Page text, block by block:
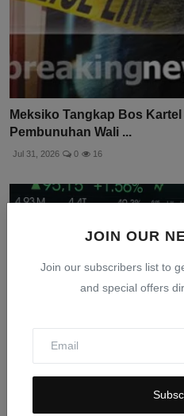
JOIN OUR
Join our subscribers list to
and special offers
Meksiko Tangkap Bos
Pembunuhan Wali ...
Jul 31, 2026 0 16